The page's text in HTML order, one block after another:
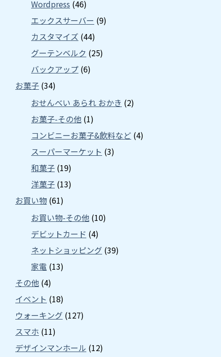
Wordpress (46)
エックスサーバー (9)
カスタマイズ (44)
グーテンベルク (25)
バックアップ (6)
お菓子 (34)
おせんべい あられ おかき (2)
お菓子-その他 (1)
コンビニーお菓子&飲料など (4)
スーパーマーケット (3)
和菓子 (19)
洋菓子 (13)
お買い物 (61)
お買い物-その他 (10)
デビットカード (4)
ネットショッピング (39)
家電 (13)
その他 (4)
イベント (18)
ウォーキング (127)
スマホ (11)
デザインマンホール (12)